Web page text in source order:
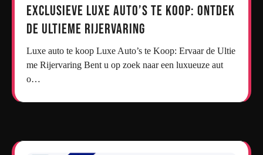
Exclusieve Luxe Auto’s te Koop: Ontdek
de Ultieme Rijervaring
Luxe auto te koop Luxe Auto’s te Koop: Ervaar de Ultie
me Rijervaring Bent u op zoek naar een luxueuze aut
o…